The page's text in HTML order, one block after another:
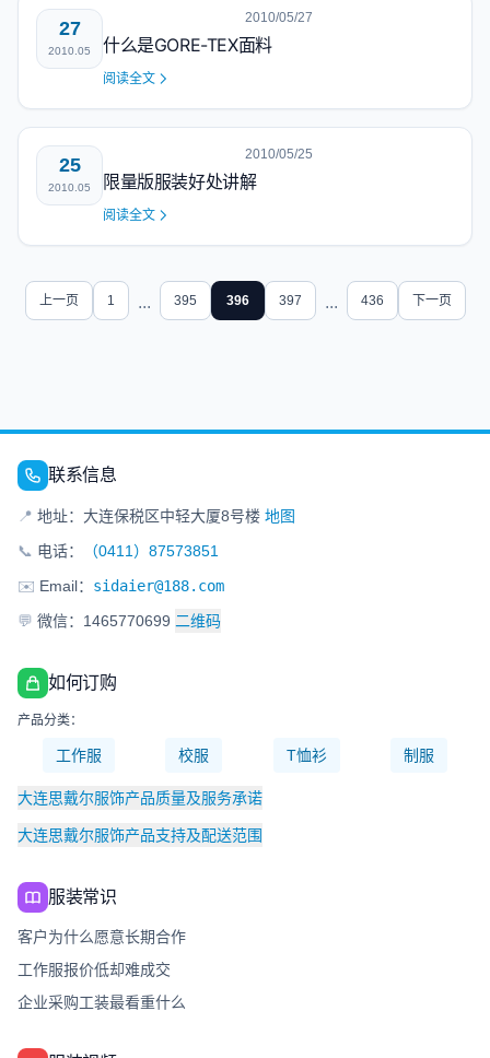
27
2010.05
2010/05/27
什么是GORE-TEX面料
阅读全文
25
2010.05
2010/05/25
限量版服装好处讲解
阅读全文
上一页 1 ... 395 396 397 ... 436 下一页
联系信息
📍 地址：大连保税区中轻大厦8号楼 地图
📞 电话：
（0411）87573851
✉️ Email： sidaier@188.com
💬 微信：1465770699 二维码
如何订购
产品分类：
工作服 校服 T恤衫 制服
大连思戴尔服饰产品质量及服务承诺
大连思戴尔服饰产品支持及配送范围
服装常识
客户为什么愿意长期合作
工作服报价低却难成交
企业采购工装最看重什么